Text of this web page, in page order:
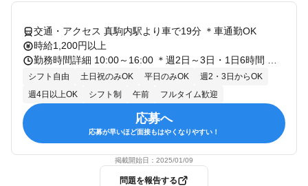
交通・アクセス 真駒内駅より車で19分 ＊車通勤OK
時給1,200円以上
シフト自由 土日祝のみOK 平日のみOK
週2・3日からOK
週4日以上OK
シフト制 午前 フルタイム歓迎
応募へ
応募が早いほど面接もはやくなりやすい！
掲載開始日： 2025/01/09
問題を報告する